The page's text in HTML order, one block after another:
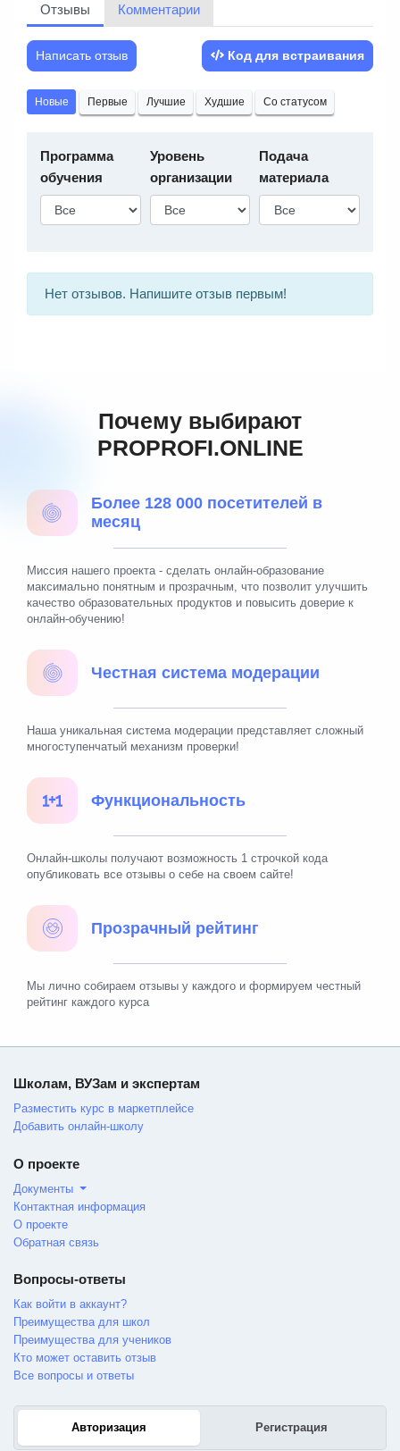
Отзывы Комментарии
Написать отзыв Код для встраивания
Новые Первые Лучшие Худшие Со статусом
Программа
обучения
Уровень
организации
Подача
материала
Нет отзывов. Напишите отзыв первым!
Почему выбирают
PROPROFI.ONLINE
Более 128 000 посетителей в
месяц
Миссия нашего проекта - сделать онлайн-образование
максимально понятным и прозрачным, что позволит улучшить
качество образовательных продуктов и повысить доверие к
онлайн-обучению!
Честная система модерации
Наша уникальная система модерации представляет сложный
многоступенчатый механизм проверки!
Функциональность
Онлайн-школы получают возможность 1 строчкой кода
опубликовать все отзывы о себе на своем сайте!
Прозрачный рейтинг
Мы лично собираем отзывы у каждого и формируем честный
рейтинг каждого курса
Школам, ВУЗам и экспертам
Разместить курс в маркетплейсе
Добавить онлайн-школу
О проекте
Документы
Контактная информация
О проекте
Обратная связь
Вопросы-ответы
Как войти в аккаунт?
Преимущества для школ
Преимущества для учеников
Кто может оставить отзыв
Все вопросы и ответы
Авторизация Регистрация